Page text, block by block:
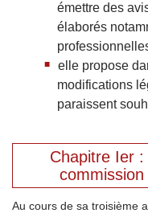
émettre des
élaborés
elle propose
modifications
paraissent
Chapitre Ier
Au cours de sa troisième